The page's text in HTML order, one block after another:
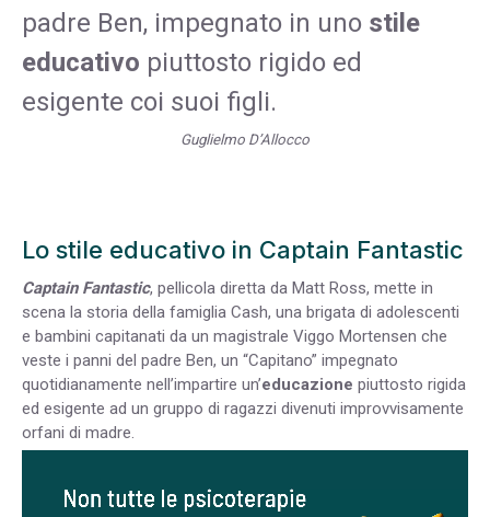
padre Ben, impegnato in uno stile
educativo piuttosto rigido ed
esigente coi suoi figli.
Guglielmo D’Allocco
Lo stile educativo in Captain Fantastic
Captain Fantastic, pellicola diretta da Matt Ross, mette in
scena la storia della famiglia Cash, una brigata di adolescenti
e bambini capitanati da un magistrale Viggo Mortensen che
veste i panni del padre Ben, un “Capitano” impegnato
quotidianamente nell’impartire un’educazione piuttosto rigida
ed esigente ad un gruppo di ragazzi divenuti improvvisamente
orfani di madre.